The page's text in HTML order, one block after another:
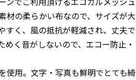
材の柔らかい布なので、サイズが大
すく、風の抵抗が軽減され、丈夫で
めく音がしないので、エコー防止・
使用。文字・写真も鮮明でとても綺